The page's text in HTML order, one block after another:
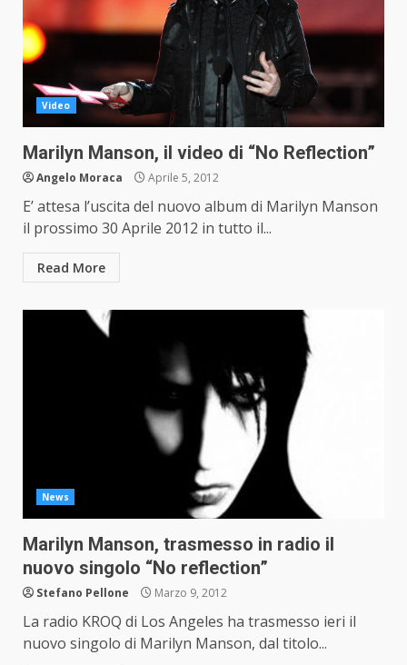
Video
Marilyn Manson, il video di “No Reflection”
Angelo Moraca Aprile 5, 2012
E’ attesa l’uscita del nuovo album di Marilyn Manson
il prossimo 30 Aprile 2012 in tutto il...
Read More
News
Marilyn Manson, trasmesso in radio il
nuovo singolo “No reflection”
Stefano Pellone Marzo 9, 2012
La radio KROQ di Los Angeles ha trasmesso ieri il
nuovo singolo di Marilyn Manson, dal titolo...